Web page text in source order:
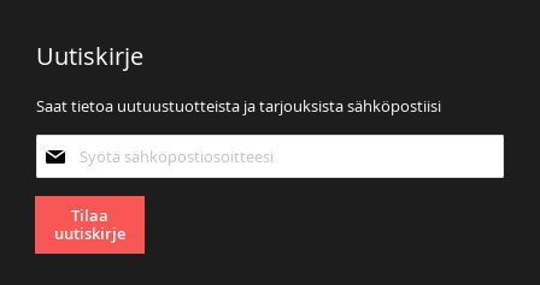
Uutiskirje
Saat tietoa uutuustuotteista ja tarjouksista sähköpostiisi
uutiskirjeemme:
Tilaa
uutiskirje